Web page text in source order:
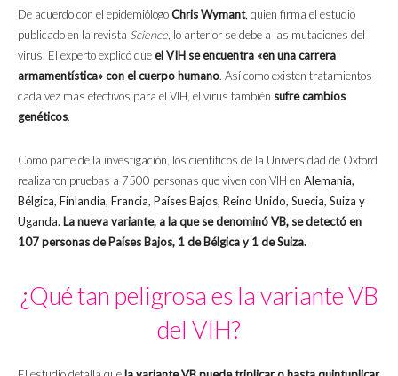
De acuerdo con el epidemiólogoChris Wymant, quien firma el estudio
publicado en la revista Science, lo anterior se debe a las mutaciones del
virus. El experto explicó queel VIH se encuentra «en una carrera
armamentística» con el cuerpo humano. Así como existen tratamientos
cada vez más efectivos para el VIH, el virus también sufre cambios
genéticos.
Como parte de la investigación, los científicos de la Universidad de Oxford
realizaron pruebas a 7500 personas que viven con VIH en Alemania,
Bélgica, Finlandia, Francia, Países Bajos, Reino Unido, Suecia, Suiza y
Uganda. La nueva variante, a la que se denominó VB, se detectó en
107 personas de Países Bajos, 1 de Bélgica y 1 de Suiza.
¿Qué tan peligrosa es la variante VB
del VIH?